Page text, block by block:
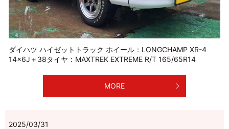
ダイハツ ハイゼットトラック ホイール：LONGCHAMP XR-4
14×6J＋38タイヤ：MAXTREK EXTREME R/T 165/65R14
MORE
2025/03/31